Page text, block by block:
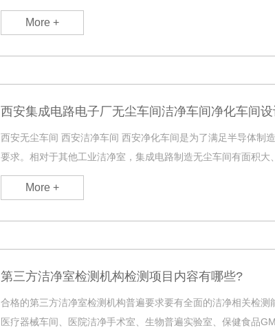
More +
西安集成电路电子厂无尘车间洁净车间净化车间
西安无尘车间 西安洁净车间 西安净化车间是为了满足半导体制
要求。相对于其他工业洁净室，集成电路制造无尘车间有面积大
More +
第三方洁净室检测机构检测项目内容有哪些?
合格的第三方洁净室检测机构普遍要求要有全面的洁净相关检
医疗器械车间、医院洁净手术室、生物普遍实验室、保健食品